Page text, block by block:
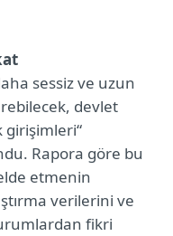
sessiz ve uzun
devlet
girişimleri“
Rapora göre bu
etmenin
verilerini ve
fikri